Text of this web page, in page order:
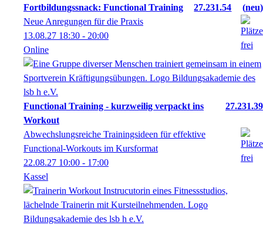
Fortbildungssnack: Functional Training 27.231.54
neu
Neue Anregungen für die Praxis
13.08.27 18:30 - 20:00
Online
Functional Training - kurzweilig verpackt ins
Workout
27.231.39
Abwechslungsreiche Trainingsideen für effektive
Functional-Workouts im Kursformat
22.08.27 10:00 - 17:00
Kassel